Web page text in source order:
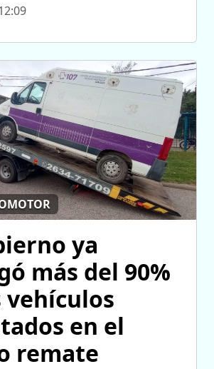
ya
más del 90%
vehículos
en el
remate